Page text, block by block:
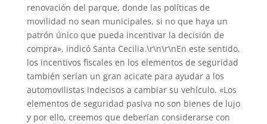
renovación del parque, donde las políticas de
movilidad no sean municipales, si no que haya un
patrón único que pueda incentivar la decisión de
compra», indicó Santa Cecilia.\r\n\r\nEn este sentido,
los incentivos fiscales en los elementos de seguridad
también serían un gran acicate para ayudar a los
automovilistas indecisos a cambiar su vehículo. «Los
elementos de seguridad pasiva no son bienes de lujo
y por ello, creemos que deberían considerarse con